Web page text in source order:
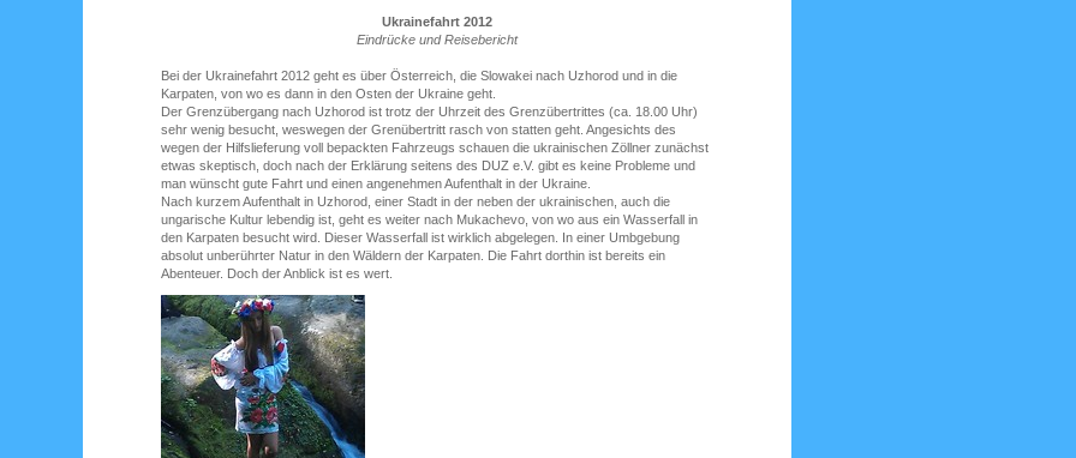
Ukrainefahrt 2012
Eindrücke und Reisebericht
Bei der Ukrainefahrt 2012 geht es über Österreich, die Slowakei nach Uzhorod und in die
Karpaten, von wo es dann in den Osten der Ukraine geht.
Der Grenzübergang nach Uzhorod ist trotz der Uhrzeit des Grenzübertrittes (ca. 18.00 Uhr)
sehr wenig besucht, weswegen der Grenübertritt rasch von statten geht. Angesichts des
wegen der Hilfslieferung voll bepackten Fahrzeugs schauen die ukrainischen Zöllner zunächst
etwas skeptisch, doch nach der Erklärung seitens des DUZ e.V. gibt es keine Probleme und
man wünscht gute Fahrt und einen angenehmen Aufenthalt in der Ukraine.
Nach kurzem Aufenthalt in Uzhorod, einer Stadt in der neben der ukrainischen, auch die
ungarische Kultur lebendig ist, geht es weiter nach Mukachevo, von wo aus ein Wasserfall in
den Karpaten besucht wird. Dieser Wasserfall ist wirklich abgelegen. In einer Umbgebung
absolut unberührter Natur in den Wäldern der Karpaten. Die Fahrt dorthin ist bereits ein
Abenteuer. Doch der Anblick ist es wert.